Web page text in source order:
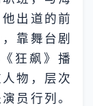
出道的前
靠舞台剧
狂飙》播
物，层次
员行列。